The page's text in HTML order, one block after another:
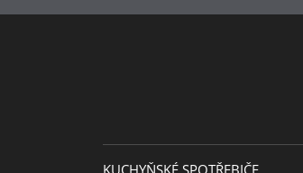
KUCHYŇSKÉ SPOTŘEBIČE